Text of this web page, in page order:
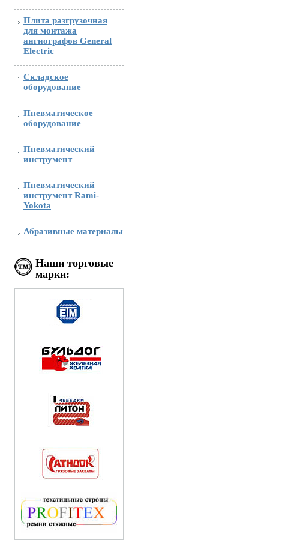
Плита разгрузочная
для монтажа
ангиографов General
Electric
Складское
оборудование
Пневматическое
оборудование
Пневматический
инструмент
Пневматический
инструмент Rami-
Yokota
Абразивные материалы
Наши торговые
марки: